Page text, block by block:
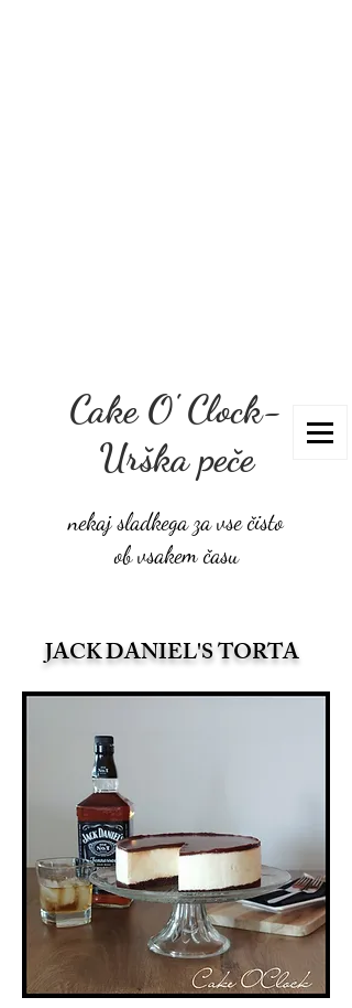
Cake O' Clock-
Urška peče
nekaj sladkega za vse čisto
ob vsakem času
JACK DANIEL'S TORTA